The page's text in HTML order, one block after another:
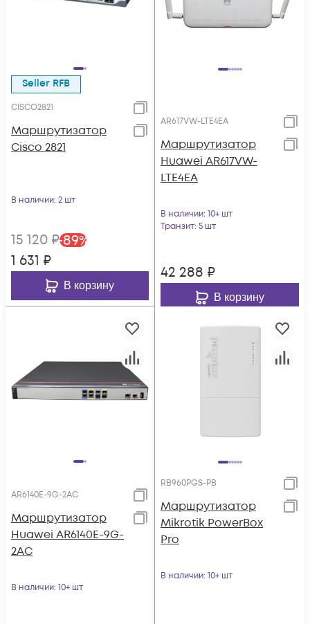
Seller RFB
CISCO2821
Маршрутизатор
Cisco 2821
В наличии: 2 шт
15 120 ₽-89%
1 631 ₽
В корзину
AR617VW-LTE4EA
Маршрутизатор
Huawei AR617VW-
LTE4EA
В наличии: 10+ шт
Транзит: 5 шт
42 288 ₽
В корзину
AR6140E-9G-2AC
Маршрутизатор
Huawei AR6140E-9G-
2AC
В наличии: 10+ шт
RB960PGS-PB
Маршрутизатор
Mikrotik PowerBox
Pro
В наличии: 10+ шт